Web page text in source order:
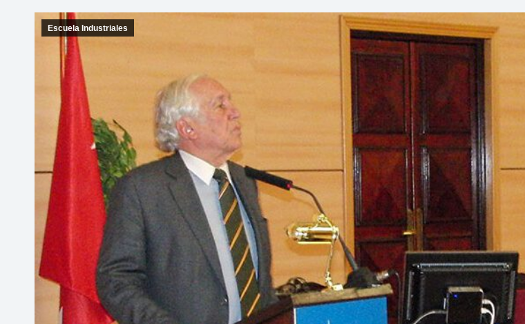
Escuela Industriales